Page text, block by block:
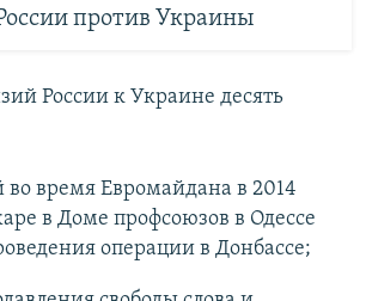
против Украины
России к Украине десять
во время Евромайдана в 2014
в Доме профсоюзов в Одессе
операции в Донбассе;